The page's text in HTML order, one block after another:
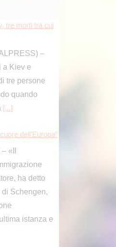
dell’Europa”
ha detto
Schengen,
istanza e
sospe
– Continua
con la
di cenere
di
Etneo,